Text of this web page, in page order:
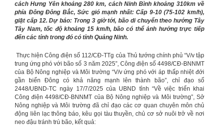
cách Hưng Yên khoảng 280 km, cách Ninh Bình khoảng 310km về
phía Đông Đông Bắc, Sức gió mạnh nhất: Cấp 9-10 (75-102 km/h),
giật cấp 12. Dự báo: Trong 3 giờ tới, bão di chuyển theo hướng Tây
Tây Nam, tốc độ khoảng 15 km/h, bão có thể ảnh hưởng trực tiếp
đến các tỉnh trong đó có tỉnh Quảng Ninh.
Thực hiện Công điện số 112/CĐ-TTg của Thủ tướng chính phủ “V/v tập
trung ứng phó với bão số 3 năm 2025”, Công điện số 4498/CĐ-BNNMT
của Bộ Nông nghiệp và Môi trường “V/v ứng phó với áp thấp nhiệt đới
gần biển Đông có khả năng mạnh lên thành bão”, chỉ đạo số
2448/UBND-TC ngày 17/7/2025 của UBND tỉnh “Về việc triển khai
Công điện 4498/CĐ-BNNMT của Bộ Nông nghiệp và Môi trường”, Sở
Nông nghiệp và Môi trường đã chỉ đạo các cơ quan chuyên môn chủ
động liên lạc thông báo, kêu gọi tàu thuyền, chủ cơ sở nuôi trở về nơi
neo đậu tránh trú bão, kết quả: